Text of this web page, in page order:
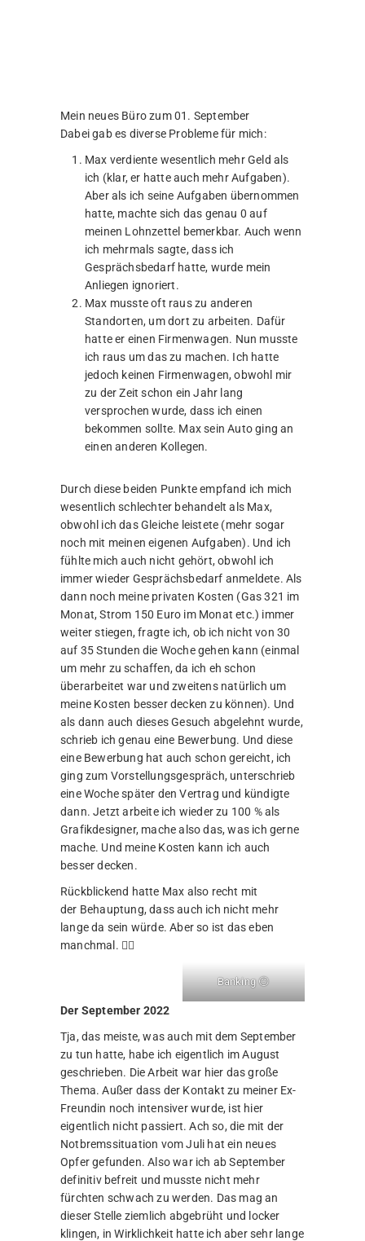
einen anderen Kollegen.
Durch diese beiden Punkte empfand ich mich
wesentlich schlechter behandelt als Max,
obwohl ich das Gleiche leistete (mehr sogar
noch mit meinen eigenen Aufgaben). Und ich
fühlte mich auch nicht gehört, obwohl ich
immer wieder Gesprächsbedarf anmeldete. Als
dann noch meine privaten Kosten (Gas 321 im
Monat, Strom 150 Euro im Monat etc.) immer
weiter stiegen, fragte ich, ob ich nicht von 30
auf 35 Stunden die Woche gehen kann (einmal
um mehr zu schaffen, da ich eh schon
überarbeitet war und zweitens natürlich um
meine Kosten besser decken zu können). Und
als dann auch dieses Gesuch abgelehnt wurde,
schrieb ich genau eine Bewerbung. Und diese
eine Bewerbung hat auch schon gereicht, ich
ging zum Vorstellungsgespräch, unterschrieb
Grafikdesigner, mache also das, was ich gerne
mache. Und meine Kosten kann ich auch
Rückblickend hatte Max also recht mit
der Behauptung, dass auch ich nicht mehr
lange da sein würde. Aber so ist das eben
manchmal. 🤷‍♂️
Banking 😊
Der September 2022
Tja, das meiste, was auch mit dem September
zu tun hatte, habe ich eigentlich im August
geschrieben. Die Arbeit war hier das große
Thema. Außer dass der Kontakt zu meiner Ex-
Freundin noch intensiver wurde, ist hier
eigentlich nicht passiert. Ach so, die mit der
Notbremssituation vom Juli hat ein neues
Opfer gefunden. Also war ich ab September
definitiv befreit und musste nicht mehr
fürchten schwach zu werden. Das mag an
dieser Stelle ziemlich abgebrüht und locker
klingen, in Wirklichkeit hatte ich aber sehr lange
mit der Verarbeitung zu kämpfen. Und auch
jetzt ist nicht alles überwunden, es wird aber
BBQ for One 😂
Die
Wasserenthärtungsa
nlage ist eingebaut.
Das Schlafzimer
meiner Großeltern im
originalen Zustand.
2 Wochen lang habe
ich hier die Fugen
gemacht. Tag für
Tag.
2 verdammte
Wochen!!!!
Birnenernte auf der
Ranch.